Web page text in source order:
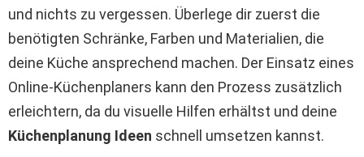
und nichts zu vergessen. Überlege dir zuerst die
benötigten Schränke, Farben und Materialien, die
deine Küche ansprechend machen. Der Einsatz eines
Online-Küchenplaners kann den Prozess zusätzlich
erleichtern, da du visuelle Hilfen erhältst und deine
Küchenplanung Ideen schnell umsetzen kannst.